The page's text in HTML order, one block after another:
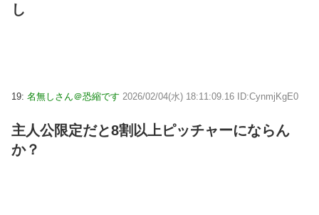
し
19: 名無しさん＠恐縮です 2026/02/04(水) 18:11:09.16 ID:CynmjKgE0
主人公限定だと8割以上ピッチャーにならん
か？